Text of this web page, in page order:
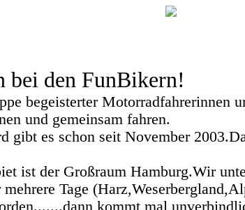
bei den FunBikern!
begeisterter Motorradfahrerinnen
und gemeinsam fahren.
gibt es schon seit November
ist der Großraum Hamburg.Wir
mehrere Tage
kommt mal